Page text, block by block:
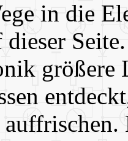
in die
dieser
größere